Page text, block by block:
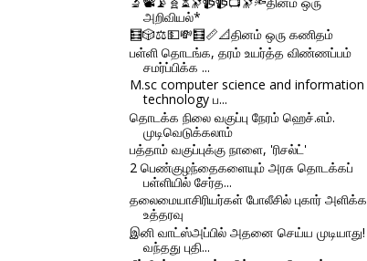
அறிவியல்*
🧮🎲⚖💵💸🧮📏📐தினம் ஒரு கணிதம்
பள்ளி தொடங்க, தரம் உயர்த்த விண்ணப்பம்
சமர்ப்பிக்க ...
M.sc computer science and information
technology ப...
தொடக்க நிலை வகுப்பு நேரம் ஹெச்.எம்.
முடிவெடுக்கலாம்
பத்தாம் வகுப்புக்கு நாளை, 'ரிசல்ட்'
2 பெண்குழந்தைகளையும் அரசு தொடக்கப்
பள்ளியில் சேர்த...
தலைமையாசிரியர்கள் போலீசில் புகார் அளிக்க
உத்தரவு
இனி வாட்ஸ்அப்பில் அதனை செய்ய முடியாது!
வந்தது புதி...